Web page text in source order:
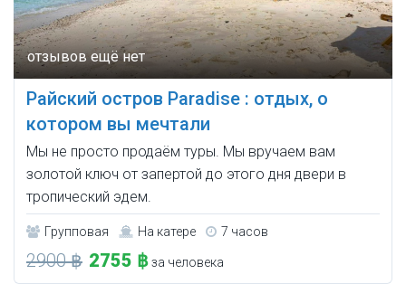
Райский остров Paradise : отдых, о
котором вы мечтали
Мы не просто продаём туры. Мы вручаем вам
золотой ключ от запертой до этого дня двери в
тропический эдем.
Групповая На катере 7 часов
2900 ฿ 2755 ฿за человека